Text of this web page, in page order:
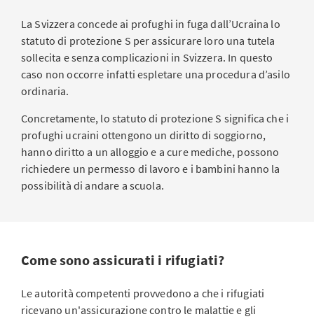
La Svizzera concede ai profughi in fuga dall’Ucraina lo
statuto di protezione S per assicurare loro una tutela
sollecita e senza complicazioni in Svizzera. In questo
caso non occorre infatti espletare una procedura d’asilo
ordinaria.
Concretamente, lo statuto di protezione S significa che i
profughi ucraini ottengono un diritto di soggiorno,
hanno diritto a un alloggio e a cure mediche, possono
richiedere un permesso di lavoro e i bambini hanno la
possibilità di andare a scuola.
Come sono assicurati i rifugiati?
Le autorità competenti provvedono a che i rifugiati
ricevano un'assicurazione contro le malattie e gli